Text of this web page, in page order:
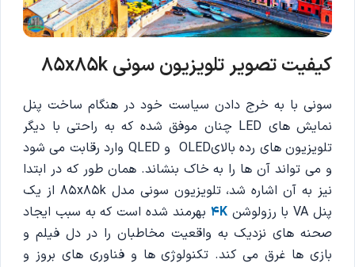
کیفیت تصویر تلویزیون سونی 85x85k
سونی با به خرج دادن سیاست خود در هنگام ساخت پنل
نمایش های LED چنان موفق شده که به راحتی با دیگر
تلویزیون های رده بالایOLED و QLED وارد رقابت می شود
و می تواند آن ها را به خاک بنشاند. همان طور که در ابتدا
نیز به آن اشاره شد، تلویزیون سونی مدل 85x85k از یک
پنل VA با رزولوشن
4K بهرمند شده است که به سبب ایجاد
صحنه های نزدیک به واقعیت مخاطبان را در دل فیلم و
بازی ها غرق می کند. تکنولوژی ها و فناوری های بروز و